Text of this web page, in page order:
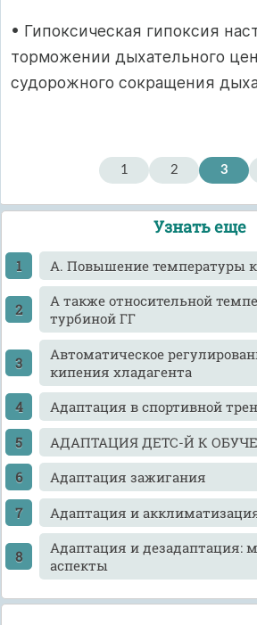
• Гипоксическая гипоксия
торможении дыхательного
судорожного сокращения
1 2 3
Узнать еще
A. Повышение температуры
А также относительной
турбиной ГГ
Автоматическое
кипения хладагента
Адаптация в спортивной
АДАПТАЦИЯ ДЕТС-Й К
Адаптация зажигания
Адаптация и
Адаптация и дезадаптация:
аспекты